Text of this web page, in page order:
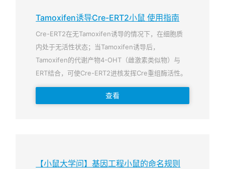
Tamoxifen诱导Cre-ERT2小鼠 使用指南
Cre-ERT2在无Tamoxifen诱导的情况下，在细胞质
内处于无活性状态；当Tamoxifen诱导后，
Tamoxifen的代谢产物4-OHT（雌激素类似物）与
ERT结合，可使Cre-ERT2进核发挥Cre重组酶活性。
查看
【小鼠大学问】基因工程小鼠的命名规则